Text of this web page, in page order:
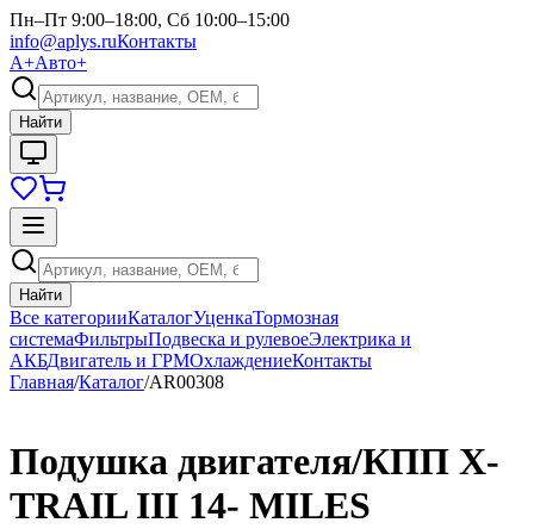
Пн–Пт 9:00–18:00, Сб 10:00–15:00
info@aplys.ruКонтакты
А+Авто+
Найти
Найти
Все категорииКаталогУценкаТормозная
системаФильтрыПодвеска и рулевоеЭлектрика и
АКБДвигатель и ГРМОхлаждениеКонтакты
Главная/Каталог/AR00308
Подушка двигателя/КПП X-
TRAIL III 14- MILES